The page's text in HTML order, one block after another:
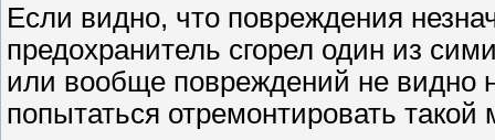
Если видно, что повреждения
предохранитель сгорел один из
или вообще повреждений не
попытаться отремонтировать такой